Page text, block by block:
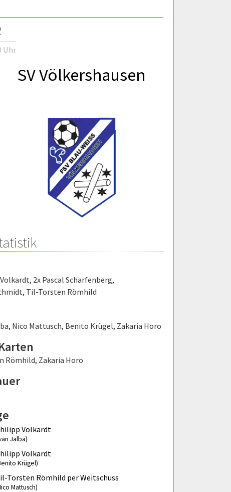
Uhr
SV Völkershausen
, 2x Pascal Scharfenberg,
, Til-Torsten Römhild
, Nico Mattusch, Benito Krügel, Zakaria Horo
Römhild, Zakaria Horo
Volkardt
Jalba)
Volkardt
Krügel)
Torsten Römhild per Weitschuss
Mattusch)